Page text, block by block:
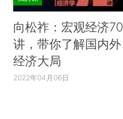
向松祚：宏观经济70
讲，带你了解国内外
经济大局
2022年04月06日